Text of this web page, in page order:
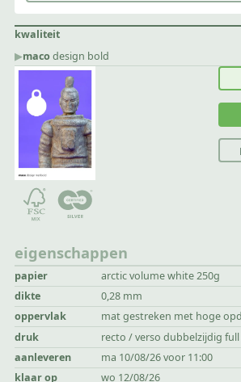
kwaliteit
▶︎macodesign bold
eigenschappen
papier
arctic volume white 250g
dikte
0,28 mm
oppervlak
mat gestreken met hoge
druk
recto / verso dubbelzijdig
aanleveren
ma 10/08/26 voor 11:00
klaar op
wo 12/08/26